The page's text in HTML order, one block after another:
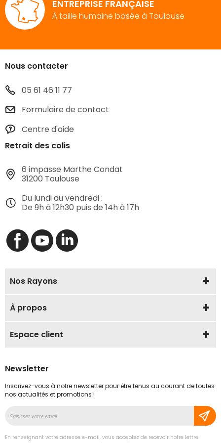
ENTREPRISE FRANÇAISE
À taille humaine basée à Toulouse
Nous contacter
05 61 46 11 77
Formulaire de contact
Centre d'aide
Retrait des colis
6 impasse Marthe Condat
31200 Toulouse
Du lundi au vendredi :
De 9h à 12h30 puis de 14h à 17h
Nos Rayons
À propos
Espace client
Newsletter
Inscrivez-vous à notre newsletter pour être tenus au courant de toutes
nos actualités et promotions !
notre
En renseignant votre adresse e-mail, vous acceptez de recevoir notre lettre